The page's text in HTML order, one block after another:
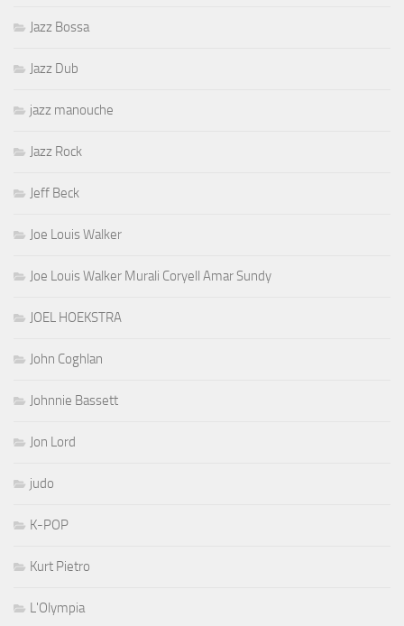
Jazz Bossa
Jazz Dub
jazz manouche
Jazz Rock
Jeff Beck
Joe Louis Walker
Joe Louis Walker Murali Coryell Amar Sundy
JOEL HOEKSTRA
John Coghlan
Johnnie Bassett
Jon Lord
judo
K-POP
Kurt Pietro
L'Olympia